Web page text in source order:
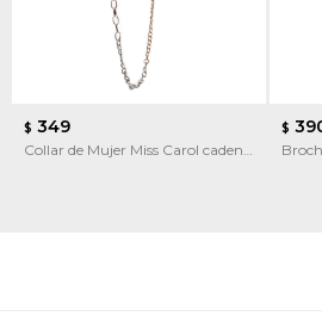
$ 349
Collar de Mujer Miss Carol cadena
$